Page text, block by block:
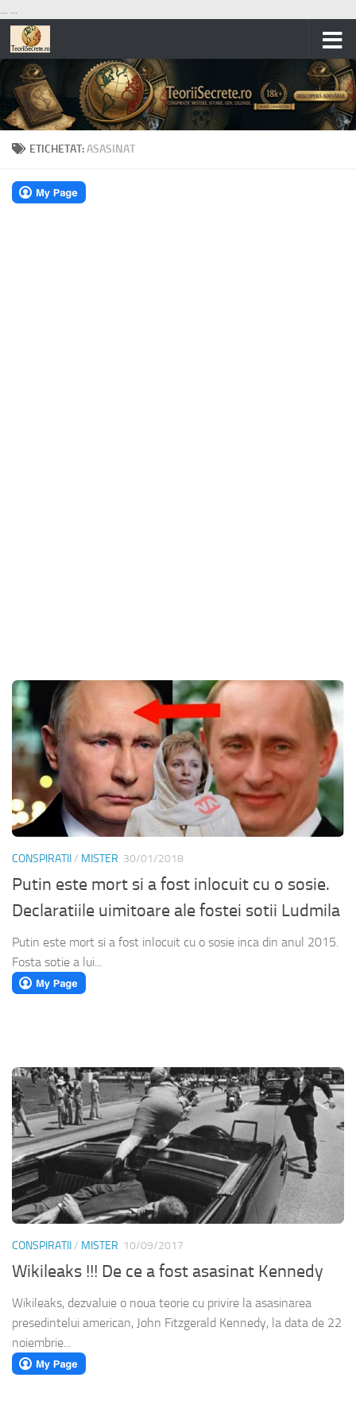
... ...
Skip to content
ETICHETAT:ASASINAT
CONSPIRATII/ MISTER 30/01/2018
Putin este mort si a fost inlocuit cu o sosie.
Declaratiile uimitoare ale fostei sotii Ludmila
Putin este mort si a fost inlocuit cu o sosie inca din anul 2015.
Fosta sotie a lui...
CONSPIRATII/ MISTER 10/09/2017
Wikileaks !!! De ce a fost asasinat Kennedy
Wikileaks, dezvaluie o noua teorie cu privire la asasinarea
presedintelui american, John Fitzgerald Kennedy, la data de 22
noiembrie...